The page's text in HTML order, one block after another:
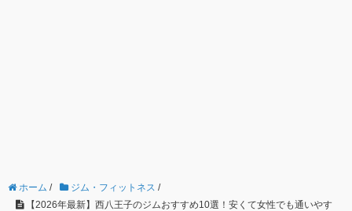
ホーム / ジム・フィットネス /
【2026年最新】西八王子のジムおすすめ10選！安くて女性でも通いやす